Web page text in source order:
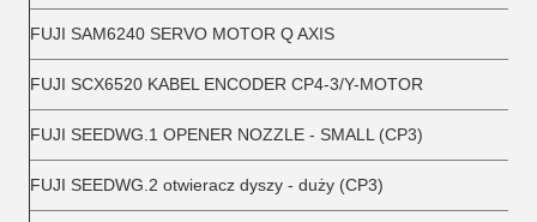
FUJI SAM6240 SERVO MOTOR Q AXIS
FUJI SCX6520 KABEL ENCODER CP4-3/Y-MOTOR
FUJI SEEDWG.1 OPENER NOZZLE - SMALL (CP3)
FUJI SEEDWG.2 otwieracz dyszy - duży (CP3)